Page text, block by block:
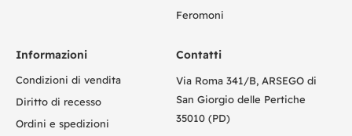
Feromoni
Informazioni
Condizioni di vendita
Diritto di recesso
Ordini e spedizioni
Contatti
Via Roma 341/B, ARSEGO di
San Giorgio delle Pertiche
35010 (PD)